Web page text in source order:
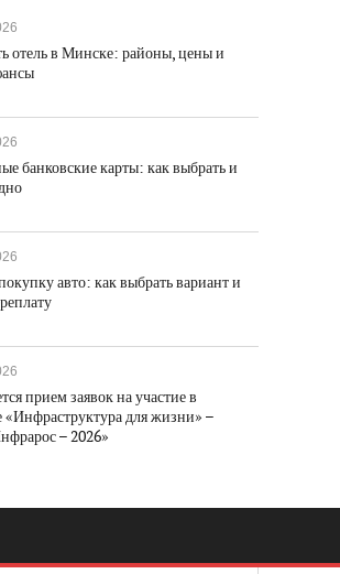
отель в Минске: районы, цены и
банковские карты: как выбрать и
авто: как выбрать вариант и
прием заявок на участие в
для жизни» –
– 2026»